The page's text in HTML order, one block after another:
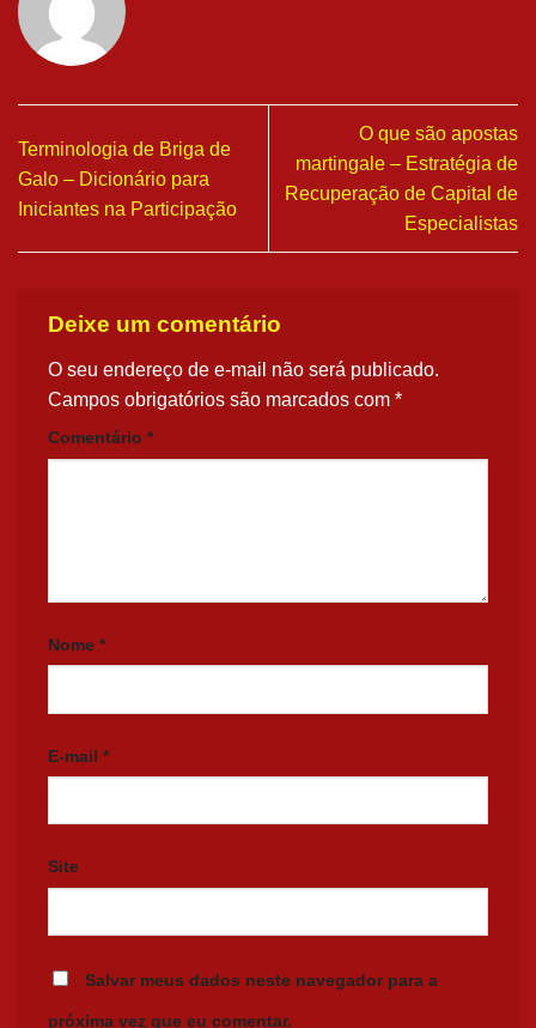
Terminologia de Briga de
Galo – Dicionário para
Iniciantes na Participação
O que são apostas
martingale – Estratégia de
Recuperação de Capital de
Especialistas
Deixe um comentário
O seu endereço de e-mail não será publicado.
Campos obrigatórios são marcados com *
Comentário *
Nome *
E-mail *
Site
Salvar meus dados neste navegador para a
próxima vez que eu comentar.